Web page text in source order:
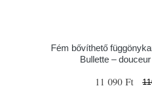
Fém bővíthető
Bullette –
11 090 Ft